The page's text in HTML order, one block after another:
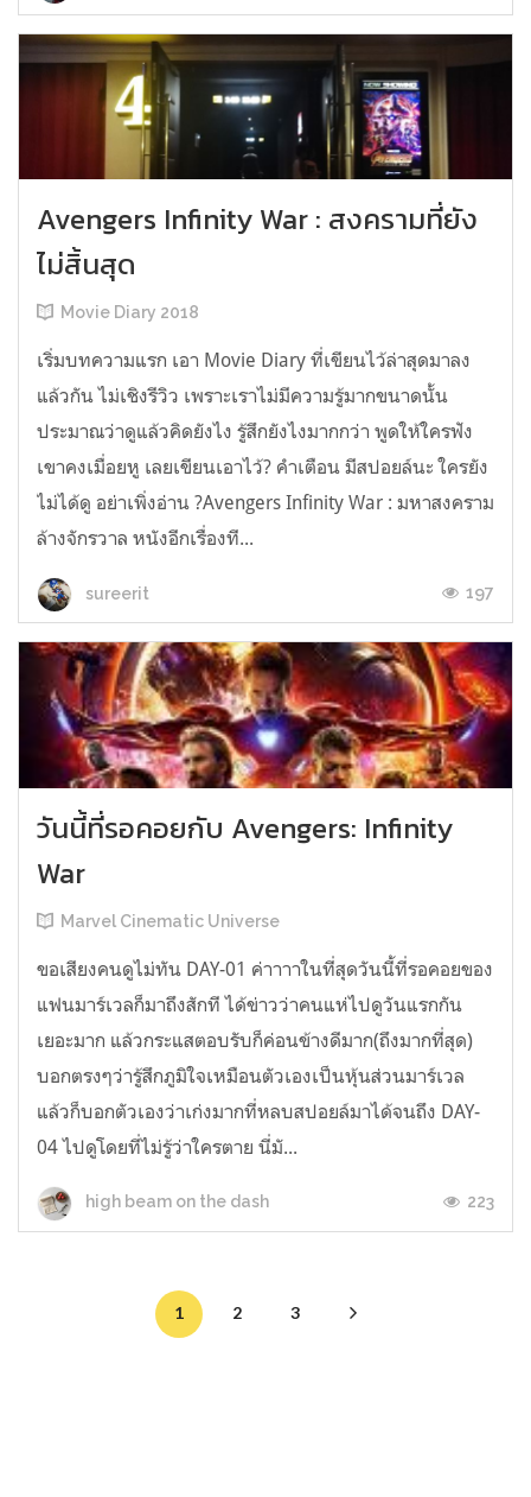
Avengers Infinity War : สงครามที่ยัง
ไม่สิ้นสุด
Movie Diary 2018
เริ่มบทความแรก เอา Movie Diary ที่เขียนไว้ล่าสุดมาลง
แล้วกัน ไม่เชิงรีวิว เพราะเราไม่มีความรู้มากขนาดนั้น
ประมาณว่าดูแล้วคิดยังไง รู้สึกยังไงมากกว่า พูดให้ใครฟัง
เขาคงเมื่อยหู เลยเขียนเอาไว้? คำเตือน มีสปอยล์นะ ใครยัง
ไม่ได้ดู อย่าเพิ่งอ่าน ?Avengers Infinity War : มหาสงคราม
ล้างจักรวาล หนังอีกเรื่องที...
sureerit 197
วันนี้ที่รอคอยกับ Avengers: Infinity
War
Marvel Cinematic Universe
ขอเสียงคนดูไม่ทัน DAY-01 ค่าาาาในที่สุดวันนี้ที่รอคอยของ
แฟนมาร์เวลก็มาถึงสักที ได้ข่าวว่าคนแห่ไปดูวันแรกกัน
เยอะมาก แล้วกระแสตอบรับก็ค่อนข้างดีมาก(ถึงมากที่สุด)
บอกตรงๆว่ารู้สึกภูมิใจเหมือนตัวเองเป็นหุ้นส่วนมาร์เวล
แล้วก็บอกตัวเองว่าเก่งมากที่หลบสปอยล์มาได้จนถึง DAY-
04 ไปดูโดยที่ไม่รู้ว่าใครตาย นี่มั...
high beam on the dash 223
1 2 3